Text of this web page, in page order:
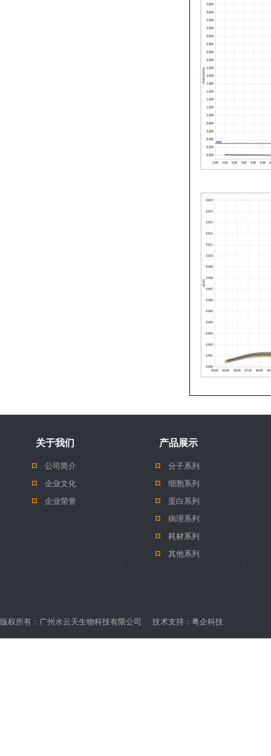
关于我们
公司简介
企业文化
企业荣誉
产品展示
分子系列
细胞系列
蛋白系列
病理系列
耗材系列
其他系列
版权所有：广州水云天生物科技有限公司 技术支持： 粤企科技